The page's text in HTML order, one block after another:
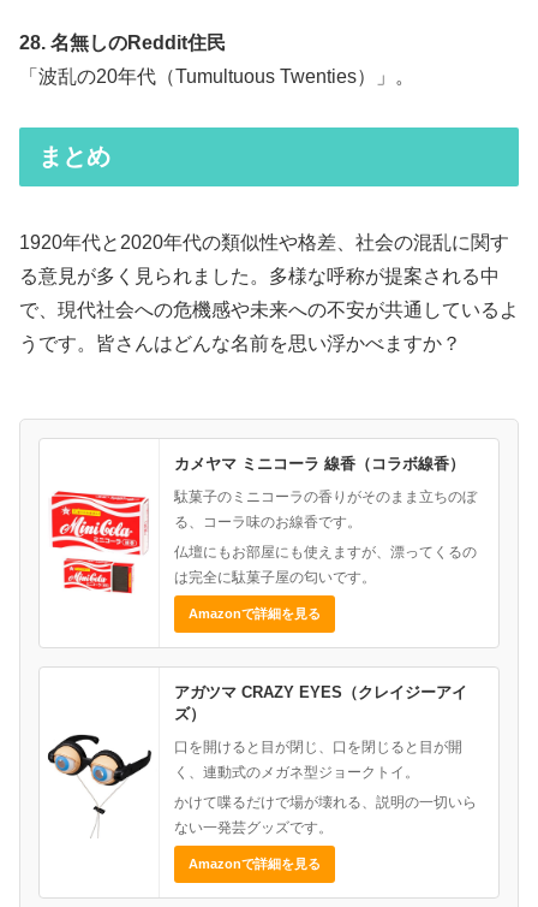
28. 名無しのReddit住民
「波乱の20年代（Tumultuous Twenties）」。
まとめ
1920年代と2020年代の類似性や格差、社会の混乱に関す
る意見が多く見られました。多様な呼称が提案される中
で、現代社会への危機感や未来への不安が共通しているよ
うです。皆さんはどんな名前を思い浮かべますか？
カメヤマ ミニコーラ 線香（コラボ線香）
駄菓子のミニコーラの香りがそのまま立ちのぼ
る、コーラ味のお線香です。
仏壇にもお部屋にも使えますが、漂ってくるの
は完全に駄菓子屋の匂いです。
Amazonで詳細を見る
アガツマ CRAZY EYES（クレイジーアイ
ズ）
口を開けると目が閉じ、口を閉じると目が開
く、連動式のメガネ型ジョークトイ。
かけて喋るだけで場が壊れる、説明の一切いら
ない一発芸グッズです。
Amazonで詳細を見る